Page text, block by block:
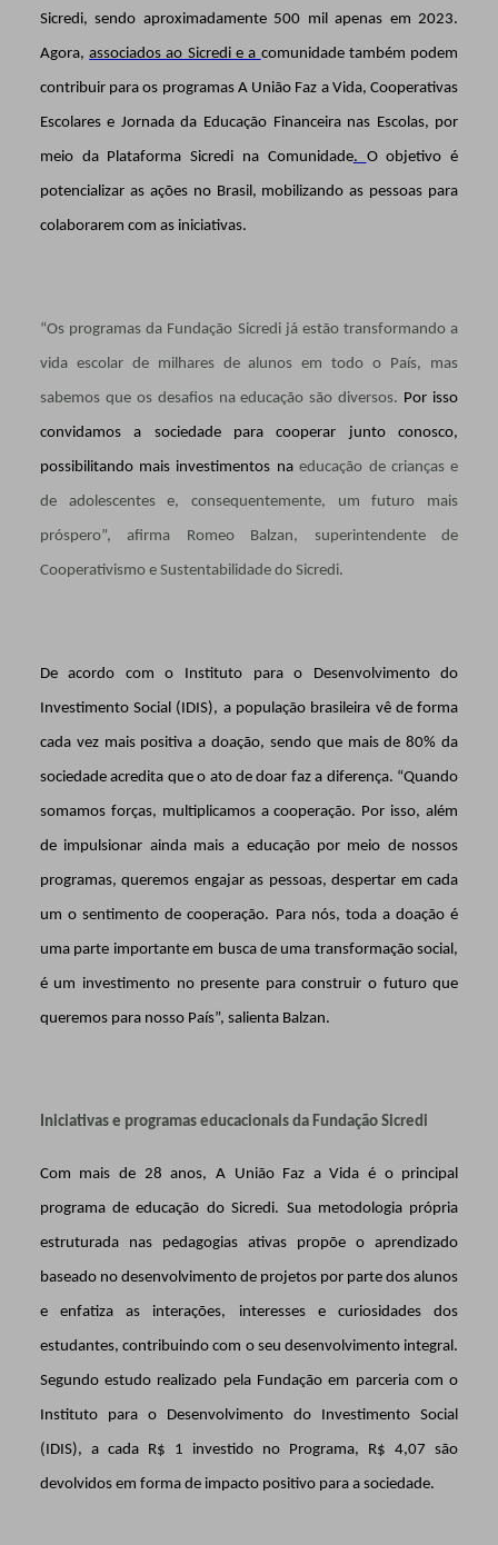
Sicredi, sendo aproximadamente 500 mil apenas em 2023.
Agora,associados ao Sicredi e a comunidade também podem
contribuir para os programas A União Faz a Vida, Cooperativas
Escolares e Jornada da Educação Financeira nas Escolas, por
meio da Plataforma Sicredi na Comunidade. O objetivo é
potencializar as ações no Brasil, mobilizando as pessoas para
colaborarem com as iniciativas.
“Os programas da Fundação Sicredi já estão transformando a
vida escolar de milhares de alunos em todo o País, mas
sabemos que os desafios na educação são diversos. Por isso
convidamos a sociedade para cooperar junto conosco,
possibilitando mais investimentos naeducação de crianças e
de adolescentes e, consequentemente, um futuro mais
próspero”, afirma Romeo Balzan, superintendente de
Cooperativismo e Sustentabilidade do Sicredi.
De acordo com o Instituto para o Desenvolvimento do
Investimento Social (IDIS), a população brasileira vê de forma
cada vez mais positiva a doação, sendo que mais de 80% da
sociedade acredita que o ato de doar faz a diferença. “Quando
somamos forças, multiplicamos a cooperação. Por isso, além
de impulsionar ainda mais a educação por meio de nossos
programas, queremos engajar as pessoas, despertar em cada
um o sentimento de cooperação. Para nós, toda a doação é
uma parte importante em busca de uma transformação social,
é um investimento no presente para construir o futuro que
queremos para nosso País”, salienta Balzan.
Iniciativas e programas educacionais da Fundação Sicredi
Com mais de 28 anos, A União Faz a Vida é o principal
programa de educação do Sicredi. Sua metodologia própria
estruturada nas pedagogias ativas propõe o aprendizado
baseado no desenvolvimento de projetos por parte dos alunos
e enfatiza as interações, interesses e curiosidades dos
estudantes, contribuindo com o seu desenvolvimento integral.
Segundo estudo realizado pela Fundação em parceria com o
Instituto para o Desenvolvimento do Investimento Social
(IDIS), a cada R$ 1 investido no Programa, R$ 4,07 são
devolvidos em forma de impacto positivo para a sociedade.